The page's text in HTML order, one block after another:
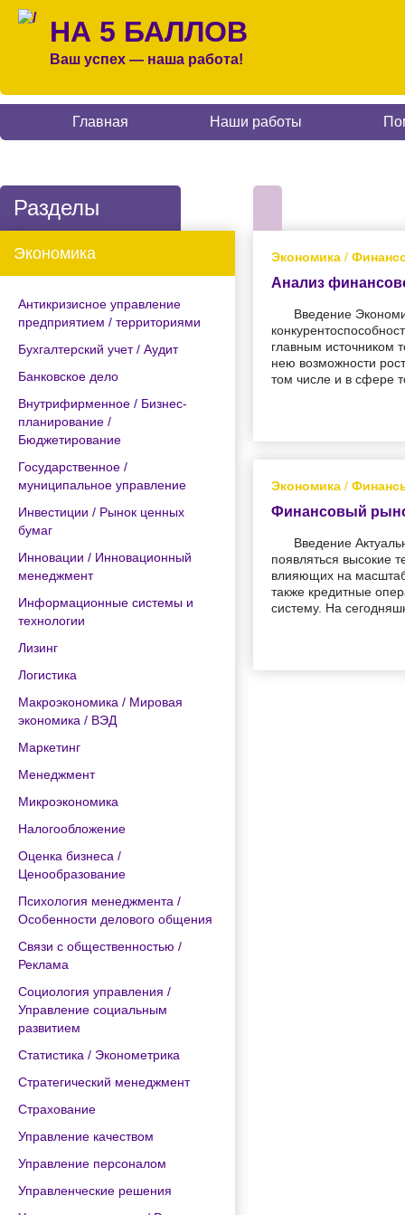
НА 5 БАЛЛОВ
Ваш успех — наша работа!
Главная Наши работы
Разделы
Экономика
Антикризисное управление
предприятием / территориями
Бухгалтерский учет / Аудит
Банковское дело
Внутрифирменное / Бизнес-
планирование /
Бюджетирование
Государственное /
муниципальное управление
Инвестиции / Рынок ценных
бумаг
Инновации / Инновационный
менеджмент
Информационные системы и
технологии
Лизинг
Логистика
Макроэкономика / Мировая
экономика / ВЭД
Маркетинг
Менеджмент
Микроэкономика
Налогообложение
Оценка бизнеса /
Ценообразование
Психология менеджмента /
Особенности делового общения
Связи с общественностью /
Реклама
Социология управления /
Управление социальным
развитием
Статистика / Эконометрика
Стратегический менеджмент
Страхование
Управление качеством
Управление персоналом
Управленческие решения
Экономика /
Анализ
Введение
главным источником
нею возможности
том числе и в сфере
Экономика /
Финансовый
Введение
появляться высокие
влияющих на
также кредитные
систему. На